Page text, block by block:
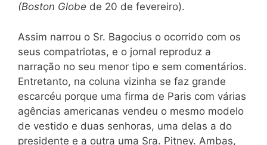
(Boston Globe de 20 de fevereiro).
Assim narrou o Sr. Bagocius o ocorrido com os
seus compatriotas, e o jornal reproduz a
narração no seu menor tipo e sem comentários.
Entretanto, na coluna vizinha se faz grande
escarcéu porque uma firma de Paris com várias
agências americanas vendeu o mesmo modelo
de vestido e duas senhoras, uma delas a do
presidente e a outra uma Sra. Pitney. Ambas,